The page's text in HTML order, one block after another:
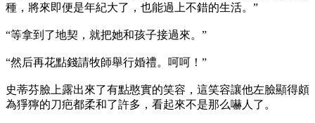
種，將來即便是年紀大了，也能過上不錯的生活。”
“等拿到了地契，就把她和孩子接過來。”
“然后再花點錢請牧師舉行婚禮。呵呵！”
史蒂芬臉上露出來了有點憨實的笑容，這笑容讓他左臉顯得頗
為猙獰的刀疤都柔和了許多，看起來不是那么嚇人了。